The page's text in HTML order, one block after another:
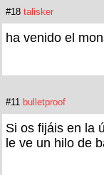
#18 talisker
ha venido el
#11 bulletproof
Si os fijáis en la
le ve un hilo de